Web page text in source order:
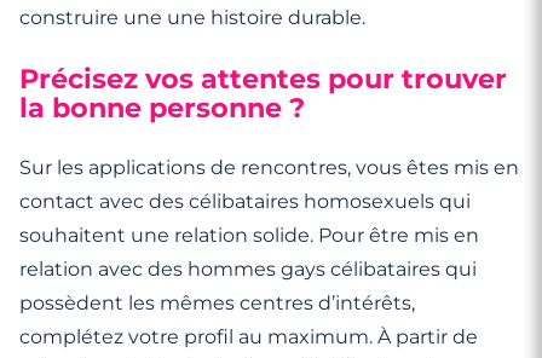
construire une une histoire durable.
Précisez vos attentes pour trouver
la bonne personne ?
Sur les applications de rencontres, vous êtes mis en
contact avec des célibataires homosexuels qui
souhaitent une relation solide. Pour être mis en
relation avec des hommes gays célibataires qui
possèdent les mêmes centres d’intérêts,
complétez votre profil au maximum. À partir de